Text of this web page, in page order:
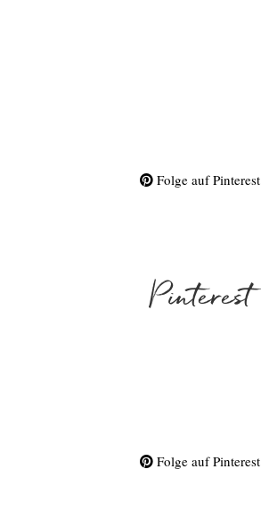
Folge auf Pinterest
Pinterest
Folge auf Pinterest